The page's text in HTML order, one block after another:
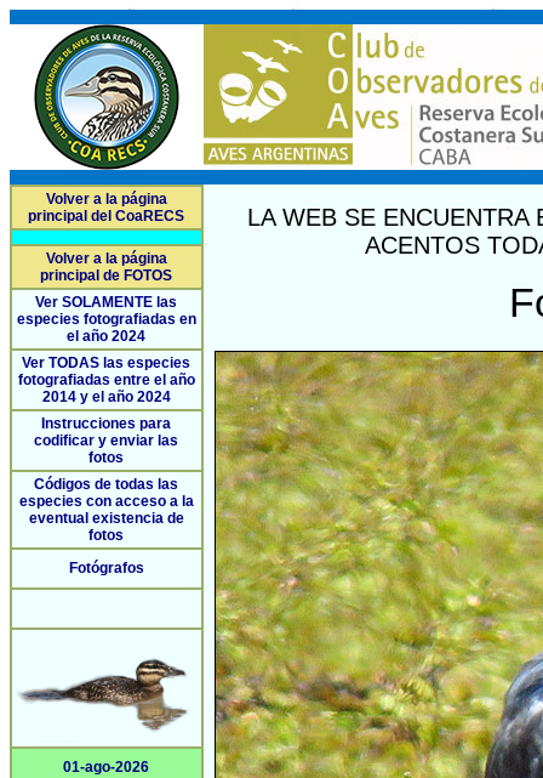
Volver a la página
principal del CoaRECS
Volver a la página
principal de FOTOS
Ver SOLAMENTE las
especies fotografiadas en
el año 2024
Ver TODAS las especies
fotografiadas entre el año
2014 y el año 2024
Instrucciones para
codificar y enviar las
fotos
Códigos de todas las
especies con acceso a la
eventual existencia de
fotos
Fotógrafos
01-ago-2026
LA WEB SE
ACENTOS